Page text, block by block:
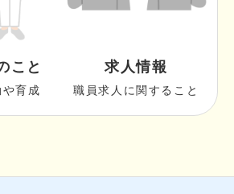
こと
育成
求人情報
職員求人に関すること